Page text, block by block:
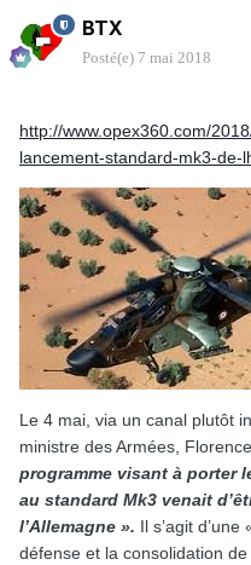
BTX
Posté(e) 7 mai 2018
http://www.opex360.com/
lancement-standard-mk3-de-
Le 4 mai, via un canal plutôt
ministre des Armées,
programme visant à porter
au standard Mk3 venait
l’Allemagne ». Il s’agit
défense et la consolidation de